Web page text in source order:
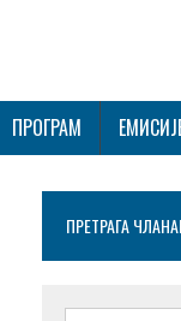
ПРОГРАМ
ПРЕТРАГА